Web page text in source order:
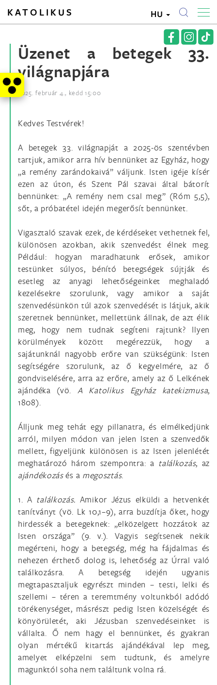
KATOLIKUS HU
Üzenet a betegek 33.
világnapjára
2025. február 4., kedd 15:00
Kedves Testvérek!
A betegek 33. világnapját a 2025-ös szentévben
tartjuk, amikor arra hív bennünket az Egyház, hogy
„a remény zarándokaivá” váljunk. Isten igéje kísér
ezen az úton, és Szent Pál szavai által bátorít
bennünket: „A remény nem csal meg” (Róm 5,5),
sőt, a próbatétel idején megerősít bennünket.
Vigasztaló szavak ezek, de kérdéseket vethetnek fel,
különösen azokban, akik szenvedést élnek meg.
Például: hogyan maradhatunk erősek, amikor
testünket súlyos, bénító betegségek sújtják és
esetleg az anyagi lehetőségeinket meghaladó
kezelésekre szorulunk, vagy amikor a saját
szenvedésünkön túl azok szenvedését is látjuk, akik
szeretnek bennünket, mellettünk állnak, de azt élik
meg, hogy nem tudnak segíteni rajtunk? Ilyen
körülmények között megérezzük, hogy a
sajátunknál nagyobb erőre van szükségünk: Isten
segítségére szorulunk, az ő kegyelmére, az ő
gondviselésére, arra az erőre, amely az ő Lelkének
ajándéka (vö. A Katolikus Egyház katekizmusa,
1808).
Álljunk meg tehát egy pillanatra, és elmélkedjünk
arról, milyen módon van jelen Isten a szenvedők
mellett, figyeljünk különösen is az Isten jelenlétét
meghatározó három szempontra: a találkozás, az
ajándékozásés a megosztás.
1. A találkozás. Amikor Jézus elküldi a hetvenkét
tanítványt (vö. Lk 10,1–9), arra buzdítja őket, hogy
hirdessék a betegeknek: „elközelgett hozzátok az
Isten országa” (9. v.). Vagyis segítsenek nekik
megérteni, hogy a betegség, még ha fájdalmas és
nehezen érthető dolog is, lehetőség az Úrral való
találkozásra. A betegség idején ugyanis
megtapasztaljuk egyrészt minden – testi, lelki és
szellemi – téren a teremtmény voltunkból adódó
törékenységet, másrészt pedig Isten közelségét és
könyörületét, aki Jézusban szenvedéseinket is
vállalta. Ő nem hagy el bennünket, és gyakran
olyan mértékű kitartás ajándékával lep meg,
amelyet elképzelni sem tudtunk, és amelyre
magunktól soha nem találtunk volna rá.